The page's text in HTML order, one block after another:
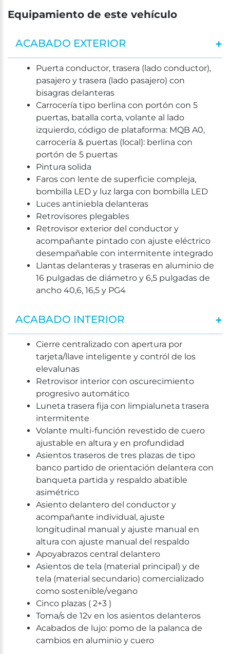
Equipamiento de este vehículo
ACABADO EXTERIOR
Puerta conductor, trasera (lado conductor),
pasajero y trasera (lado pasajero) con
bisagras delanteras
Carrocería tipo berlina con portón con 5
puertas, batalla corta, volante al lado
izquierdo, código de plataforma: MQB A0,
carrocería & puertas (local): berlina con
portón de 5 puertas
Pintura solida
Faros con lente de superficie compleja,
bombilla LED y luz larga con bombilla LED
Luces antiniebla delanteras
Retrovisores plegables
Retrovisor exterior del conductor y
acompañante pintado con ajuste eléctrico
desempañable con intermitente integrado
Llantas delanteras y traseras en aluminio de
16 pulgadas de diámetro y 6,5 pulgadas de
ancho 40,6, 16,5 y PG4
ACABADO INTERIOR
Cierre centralizado con apertura por
tarjeta/llave inteligente y contról de los
elevalunas
Retrovisor interior con oscurecimiento
progresivo automático
Luneta trasera fija con limpialuneta trasera
intermitente
Volante multi-función revestido de cuero
ajustable en altura y en profundidad
Asientos traseros de tres plazas de tipo
banco partido de orientación delantera con
banqueta partida y respaldo abatible
asimétrico
Asiento delantero del conductor y
acompañante individual, ajuste
longitudinal manual y ajuste manual en
altura con ajuste manual del respaldo
Apoyabrazos central delantero
Asientos de tela (material principal) y de
tela (material secundario) comercializado
como sostenible/vegano
Cinco plazas ( 2+3 )
Toma/s de 12v en los asientos delanteros
Acabados de lujo: pomo de la palanca de
cambios en aluminio y cuero